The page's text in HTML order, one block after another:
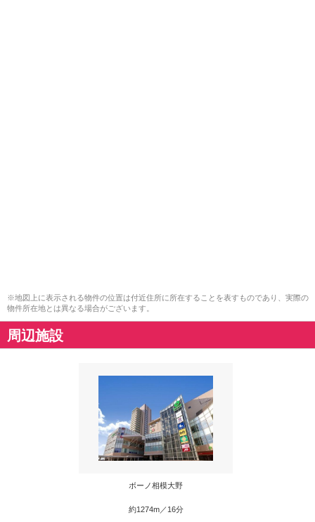
※地図上に表示される物件の位置は付近住所に所在することを表すものであり、実際の
物件所在地とは異なる場合がございます。
周辺施設
ボーノ相模大野
約1274m／16分